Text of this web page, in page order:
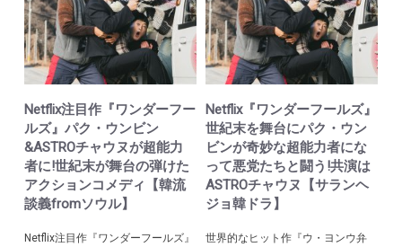
Netflix注目作『ワンダーフー
ルズ』パク・ウンビン
&ASTROチャウヌが超能力
者に!世紀末が舞台の弾けた
アクションコメディ【韓流
談義fromソウル】
Netflix注目作『ワンダーフールズ』
Netflix『ワンダーフールズ』
世紀末を舞台にパク・ウン
ビンが奇妙な超能力者にな
って悪党たちと闘う!共演は
ASTROチャウヌ【サランヘ
ジョ韓ドラ】
世界的なヒット作『ウ・ヨンウ弁